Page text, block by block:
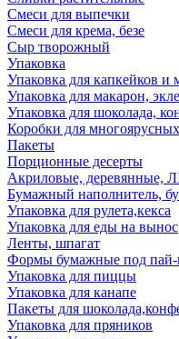
Смеси для выпечки
Смеси для крема, безе
Сыр творожный
Упаковка
Упаковка для капкейков
Упаковка для макарон,
Упаковка для шоколада,
Коробки для
Пакеты
Порционные десерты
Акриловые, деревянные,
Бумажный наполнитель,
Упаковка для рулета,кекса
Упаковка для еды на вынос
Ленты, шпагат
Формы бумажные под
Упаковка для пиццы
Упаковка для канапе
Пакеты для
Упаковка для пряников